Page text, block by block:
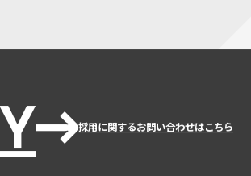
採用に関するお問い合わせはこちら